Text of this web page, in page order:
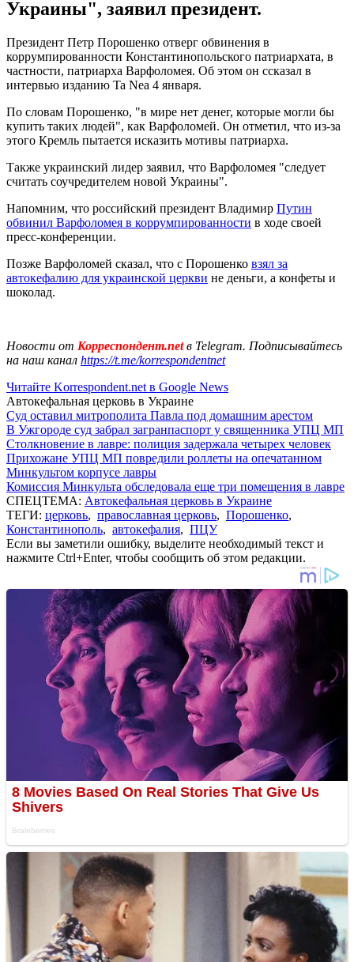
Украины", заявил президент.
Президент Петр Порошенко отверг обвинения в
коррумпированности Константинопольского патриархата, в
частности, патриарха Варфоломея. Об этом он cсказал в
интервью изданию Ta Nea 4 января.
По словам Порошенко, "в мире нет денег, которые могли бы
купить таких людей", как Варфоломей. Он отметил, что из-за
этого Кремль пытается исказить мотивы патриарха.
Также украинский лидер заявил, что Варфоломея "следует
считать соучредителем новой Украины".
Напомним, что российский президент Владимир Путин
обвинил Варфоломея в коррумпированности в ходе своей
пресс-конференции.
Позже Варфоломей сказал, что с Порошенко взял за
автокефалию для украинской церкви не деньги, а конфеты и
шоколад.
Новости от Корреспондент.netв Telegram. Подписывайтесь
на наш канал https://t.me/korrespondentnet
Читайте Korrespondent.net в Google News
Автокефальная церковь в Украине
Суд оставил митрополита Павла под домашним арестом
В Ужгороде суд забрал загранпаспорт у священника УПЦ МП
Столкновение в лавре: полиция задержала четырех человек
Прихожане УПЦ МП повредили роллеты на опечатанном
Минкультом корпусе лавры
Комиссия Минкульта обследовала еще три помещения в лавре
СПЕЦТЕМА: Автокефальная церковь в Украине
ТЕГИ: церковь, православная церковь, Порошенко,
Константинополь, автокефалия, ПЦУ
Если вы заметили ошибку, выделите необходимый текст и
нажмите Ctrl+Enter, чтобы сообщить об этом редакции.